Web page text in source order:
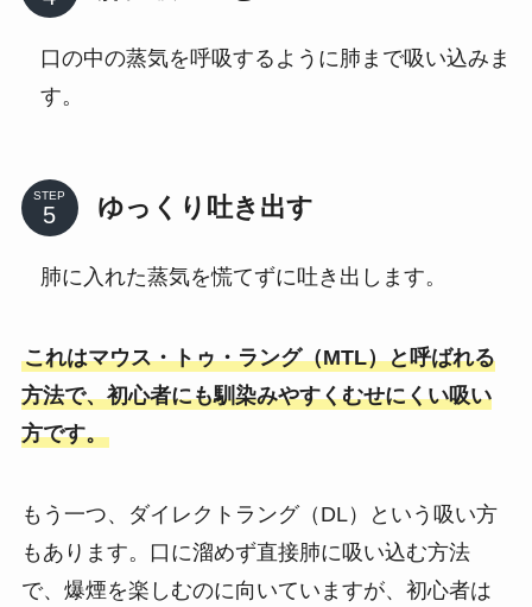
口の中の蒸気を呼吸するように肺まで吸い込みま
す。
STEP ゆっくり吐き出す
肺に入れた蒸気を慌てずに吐き出します。
これはマウス・トゥ・ラング（MTL）と呼ばれる
方法で、初心者にも馴染みやすくむせにくい吸い
方です。
もう一つ、ダイレクトラング（DL）という吸い方
もあります。口に溜めず直接肺に吸い込む方法
で、爆煙を楽しむのに向いていますが、初心者は